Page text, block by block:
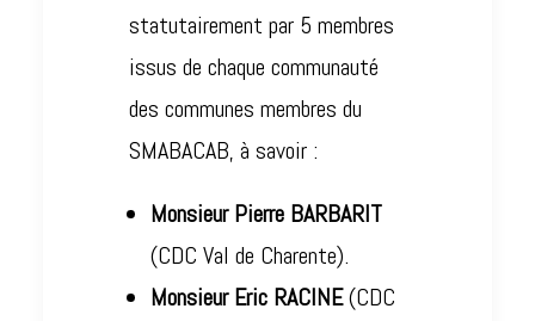
statutairement par 5 membres
issus de chaque communauté
des communes membres du
SMABACAB, à savoir :
Monsieur Pierre BARBARIT
(CDC Val de Charente).
Monsieur Eric RACINE(CDC